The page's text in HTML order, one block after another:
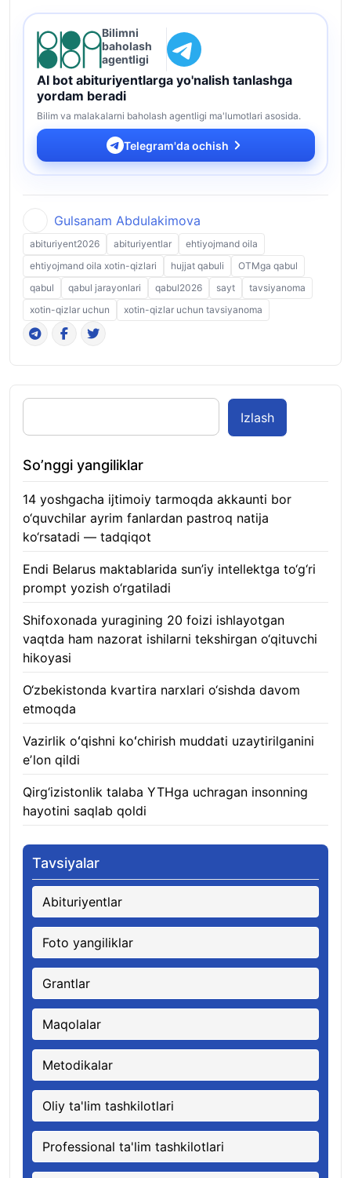
Bilimni
baholash
agentligi
AI bot abituriyentlarga yo'nalish tanlashga
yordam beradi
Bilim va malakalarni baholash agentligi ma'lumotlari asosida.
Telegram'da ochish
Gulsanam Abdulakimova
abituriyent2026 abituriyentlar
ehtiyojmand oila
ehtiyojmand oila xotin-qizlari
hujjat qabuli
OTMga qabul
qabul
qabul jarayonlari qabul2026 sayt
tavsiyanoma
xotin-qizlar uchun
xotin-qizlar uchun tavsiyanoma
Izlash
So’nggi yangiliklar
14 yoshgacha ijtimoiy tarmoqda akkaunti bor
o‘quvchilar ayrim fanlardan pastroq natija
ko‘rsatadi — tadqiqot
Endi Belarus maktablarida sun’iy intellektga to‘g‘ri
prompt yozish o‘rgatiladi
Shifoxonada yuragining 20 foizi ishlayotgan
vaqtda ham nazorat ishilarni tekshirgan o‘qituvchi
hikoyasi
O‘zbekistonda kvartira narxlari o‘sishda davom
etmoqda
Vazirlik oʻqishni koʻchirish muddati uzaytirilganini
eʼlon qildi
Qirg‘izistonlik talaba YTHga uchragan insonning
hayotini saqlab qoldi
Tavsiyalar
Abituriyentlar
Foto yangiliklar
Grantlar
Maqolalar
Metodikalar
Oliy ta'lim tashkilotlari
Professional ta'lim tashkilotlari